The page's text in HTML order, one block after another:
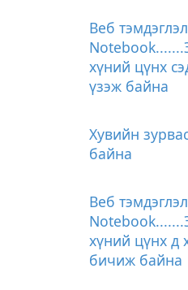
Веб
хүний цүнх
үзэж байна
Хувийн
байна
Веб
хүний цүнх д
бичиж байна